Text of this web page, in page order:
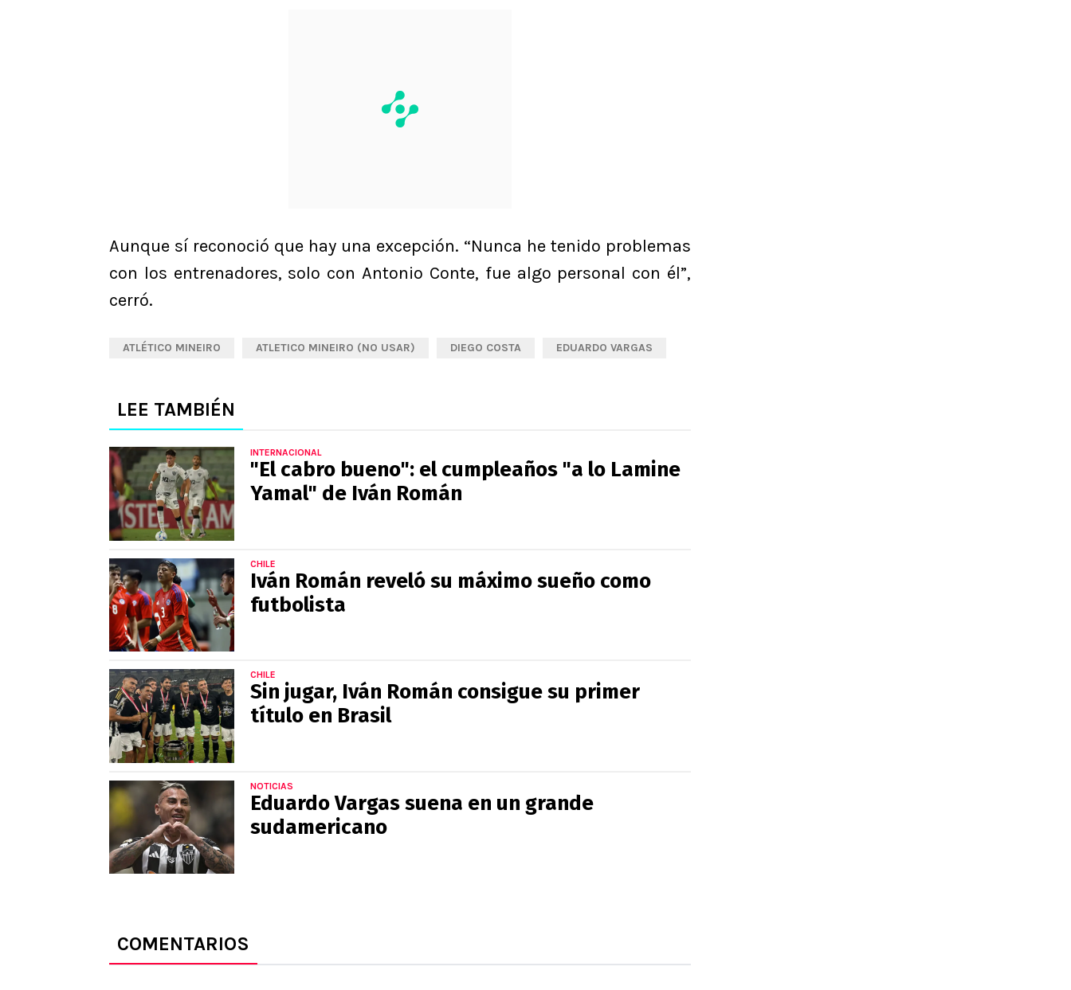
Aunque sí reconoció que hay una excepción. “Nunca he tenido problemas
con los entrenadores, solo con Antonio Conte, fue algo personal con él”,
cerró.
ATLÉTICO MINEIRO ATLETICO MINEIRO (NO USAR) DIEGO COSTA EDUARDO VARGAS
LEE TAMBIÉN
INTERNACIONAL
"El cabro bueno": el cumpleaños "a lo Lamine
Yamal" de Iván Román
CHILE
Iván Román reveló su máximo sueño como
futbolista
CHILE
Sin jugar, Iván Román consigue su primer
título en Brasil
NOTICIAS
Eduardo Vargas suena en un grande
sudamericano
COMENTARIOS